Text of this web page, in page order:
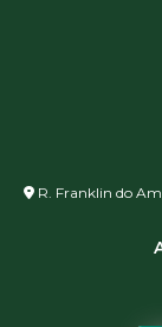
R. Franklin do